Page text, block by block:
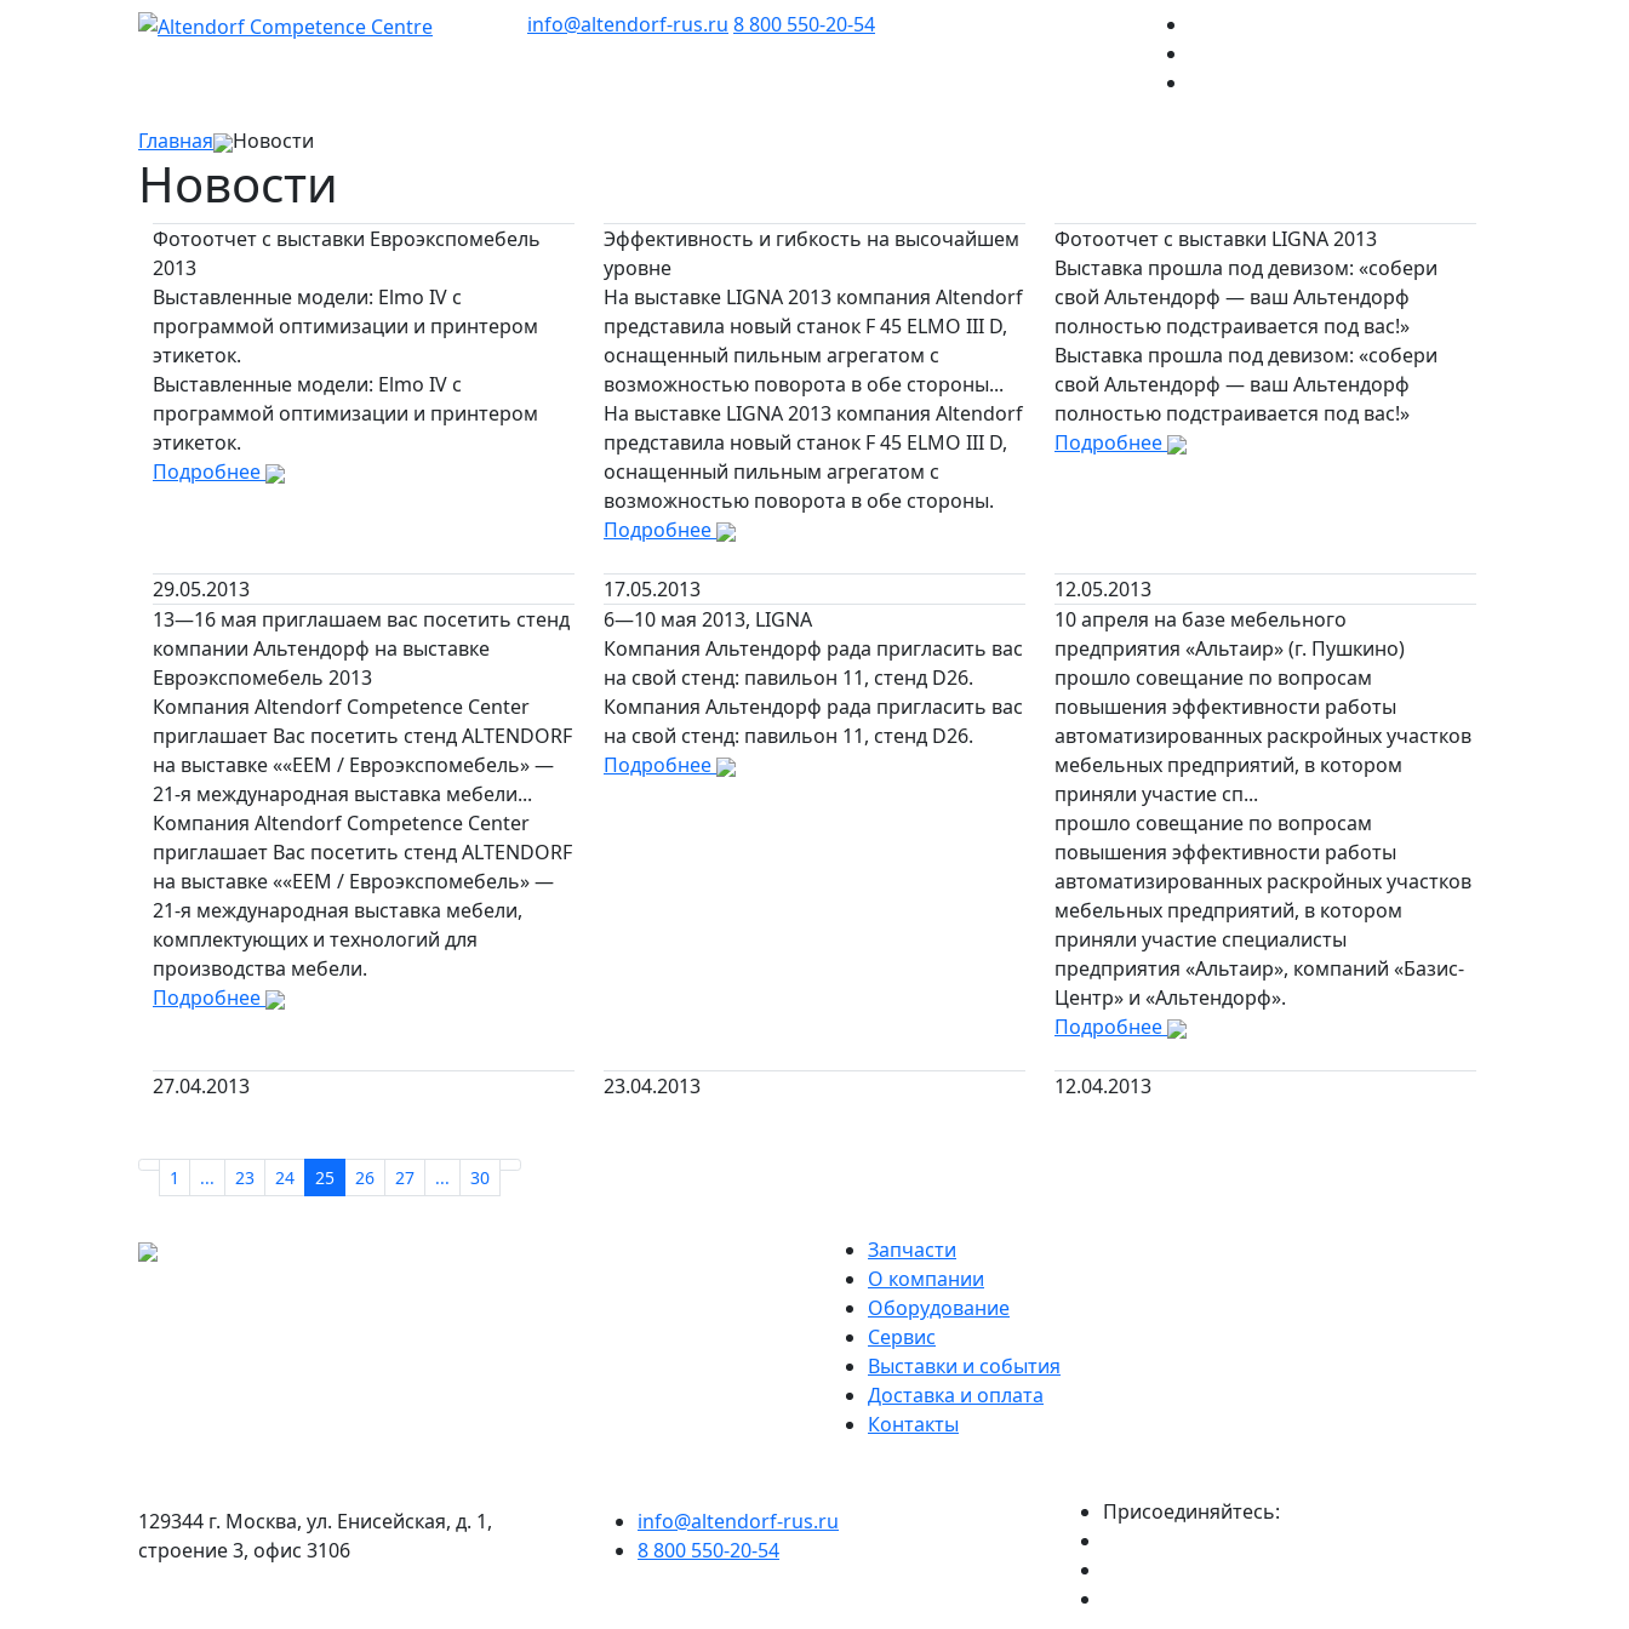
info@altendorf-rus.ru 8 800 550-20-54
Главная Новости
Новости
Фотоотчет с выставки Евроэкспомебель
2013
Выставленные модели: Elmo IV с
программой оптимизации и принтером
этикеток.
Выставленные модели: Elmo IV с
программой оптимизации и принтером
этикеток.
Подробнее
29.05.2013
Эффективность и гибкость на высочайшем
уровне
На выставке LIGNA 2013 компания Altendorf
представила новый станок F 45 ELMO III D,
оснащенный пильным агрегатом с
возможностью поворота в обе стороны...
На выставке LIGNA 2013 компания Altendorf
представила новый станок F 45 ELMO III D,
оснащенный пильным агрегатом с
возможностью поворота в обе стороны.
Подробнее
17.05.2013
Фотоотчет с выставки LIGNA 2013
Выставка прошла под девизом: «собери
свой Альтендорф — ваш Альтендорф
полностью подстраивается под вас!»
Выставка прошла под девизом: «собери
свой Альтендорф — ваш Альтендорф
полностью подстраивается под вас!»
Подробнее
12.05.2013
13—16 мая приглашаем вас посетить стенд
компании Альтендорф на выставке
Евроэкспомебель 2013
Компания Altendorf Competence Center
приглашает Вас посетить стенд ALTENDORF
на выставке ««ЕЕМ / Евроэкспомебель» —
21-я международная выставка мебели...
Компания Altendorf Competence Center
приглашает Вас посетить стенд ALTENDORF
на выставке ««ЕЕМ / Евроэкспомебель» —
21-я международная выставка мебели,
комплектующих и технологий для
производства мебели.
Подробнее
27.04.2013
6—10 мая 2013, LIGNA
Компания Альтендорф рада пригласить вас
на свой стенд: павильон 11, стенд D26.
Компания Альтендорф рада пригласить вас
на свой стенд: павильон 11, стенд D26.
Подробнее
23.04.2013
10 апреля на базе мебельного
предприятия «Альтаир» (г. Пушкино)
прошло совещание по вопросам
повышения эффективности работы
автоматизированных раскройных участков
мебельных предприятий, в котором
приняли участие сп...
прошло совещание по вопросам
повышения эффективности работы
автоматизированных раскройных участков
мебельных предприятий, в котором
приняли участие специалисты
предприятия «Альтаир», компаний «Базис-
Центр» и «Альтендорф».
Подробнее
12.04.2013
1 ... 23 24 25 26 27 ... 30
Запчасти
О компании
Оборудование
Сервис
Выставки и события
Доставка и оплата
Контакты
129344 г. Москва, ул. Енисейская, д. 1,
строение 3, офис 3106
info@altendorf-rus.ru
8 800 550-20-54
Присоединяйтесь: